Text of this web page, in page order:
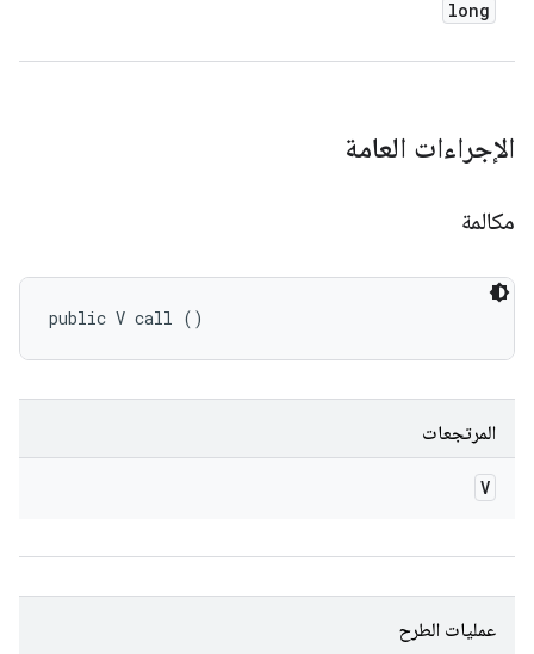
long
الإجراءات العامة
مكالمة
public V call ()
المرتجعات
V
عمليات الطرح